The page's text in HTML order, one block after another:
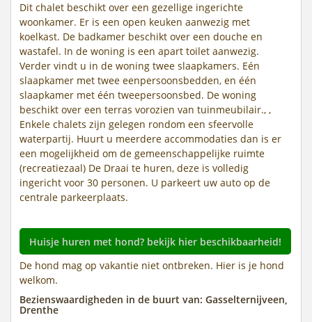
Dit chalet beschikt over een gezellige ingerichte
woonkamer. Er is een open keuken aanwezig met
koelkast. De badkamer beschikt over een douche en
wastafel. In de woning is een apart toilet aanwezig.
Verder vindt u in de woning twee slaapkamers. Eén
slaapkamer met twee eenpersoonsbedden, en één
slaapkamer met één tweepersoonsbed. De woning
beschikt over een terras vorozien van tuinmeubilair., ,
Enkele chalets zijn gelegen rondom een sfeervolle
waterpartij. Huurt u meerdere accommodaties dan is er
een mogelijkheid om de gemeenschappelijke ruimte
(recreatiezaal) De Draai te huren, deze is volledig
ingericht voor 30 personen. U parkeert uw auto op de
centrale parkeerplaats.
Huisje huren met hond? bekijk hier beschikbaarheid!
De hond mag op vakantie niet ontbreken. Hier is je hond
welkom.
Bezienswaardigheden in de buurt van: Gasselternijveen,
Drenthe